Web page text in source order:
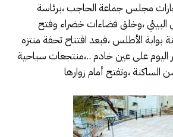
مجلس جماعة الحاجب ،برئاسة
البيئي ،وخلق فضاءات خضراء وفتح
بوابة الأطلس ،فبعد افتتاح تحفة منتزه
اليوم على عين خادم ..،منتجعات سياحية
الساكنة ،وتفتح أمام زوارها